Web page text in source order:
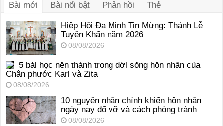
Bài mới Bài nổi bật Phản hồi Thẻ
Hiệp Hội Đa Minh Tin Mừng: Thánh Lễ
Tuyên Khấn năm 2026
08/08/2026
5 bài học nên thánh trong đời sống hôn nhân của
Chân phước Karl và Zita
08/08/2026
10 nguyên nhân chính khiến hôn nhân
ngày nay đổ vỡ và cách phòng tránh
08/08/2026